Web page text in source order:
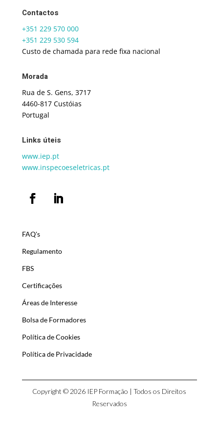
Contactos
+351 229 570 000
+351 229 530 594
Custo de chamada para rede fixa nacional
Morada
Rua de S. Gens, 3717
4460-817 Custóias
Portugal
Links úteis
www.iep.pt
www.inspecoeseletricas.pt
FAQ's
Regulamento
FBS
Certificações
Áreas de Interesse
Bolsa de Formadores
Política de Cookies
Política de Privacidade
Copyright © 2026 IEP Formação | Todos os Direitos
Reservados